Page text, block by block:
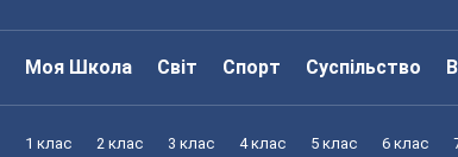
Моя Школа Світ Спорт Суспільство
1 клас 2 клас 3 клас 4 клас 5 клас 6 клас